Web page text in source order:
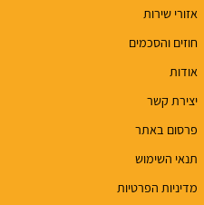
אזורי שירות
חוזים והסכמים
אודות
יצירת קשר
פרסום באתר
תנאי השימוש
מדיניות הפרטיות